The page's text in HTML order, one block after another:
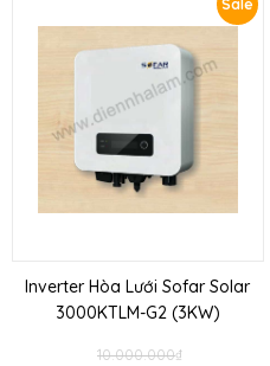
Sale
Inverter Hòa Lưới Sofar Solar
3000KTLM-G2 (3KW)
₫
10.000.000